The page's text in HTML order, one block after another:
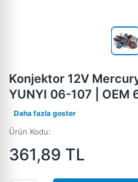
Konjektor 12V
YUNYI 06-107 | OEM
Daha fazla goster
Ürün Kodu:
361,89 TL